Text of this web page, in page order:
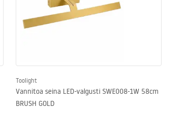
Toolight
Vannitoa seina LED-valgusti SWE008-1W 58cm
BRUSH GOLD